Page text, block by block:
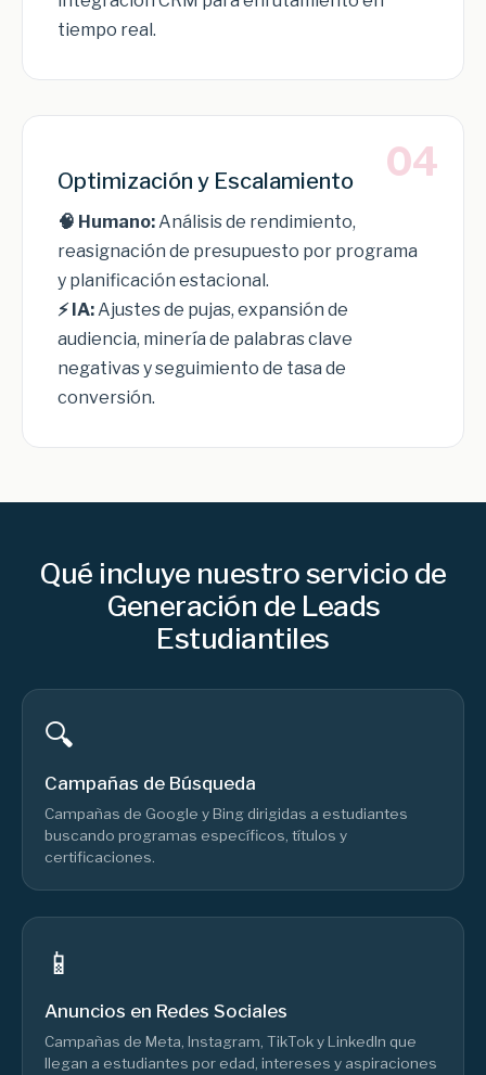
tiempo real.
04
Optimización y Escalamiento
🧠 Humano:Análisis de rendimiento,
reasignación de presupuesto por programa
y planificación estacional.
⚡ IA:Ajustes de pujas, expansión de
audiencia, minería de palabras clave
negativas y seguimiento de tasa de
conversión.
Qué incluye nuestro servicio de
Generación de Leads
Estudiantiles
🔍
Campañas de Búsqueda
Campañas de Google y Bing dirigidas a estudiantes
buscando programas específicos, títulos y
certificaciones.
📱
Anuncios en Redes Sociales
Campañas de Meta, Instagram, TikTok y LinkedIn que
llegan a estudiantes por edad, intereses y aspiraciones